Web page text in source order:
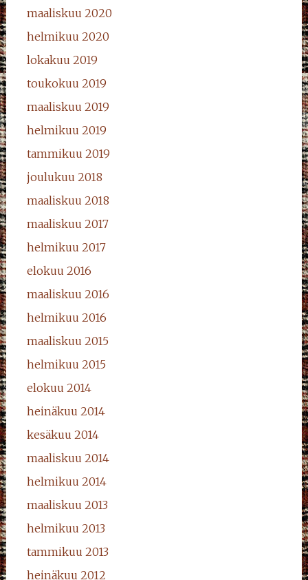
maaliskuu 2020
helmikuu 2020
lokakuu 2019
toukokuu 2019
maaliskuu 2019
helmikuu 2019
tammikuu 2019
joulukuu 2018
maaliskuu 2018
maaliskuu 2017
helmikuu 2017
elokuu 2016
maaliskuu 2016
helmikuu 2016
maaliskuu 2015
helmikuu 2015
elokuu 2014
heinäkuu 2014
kesäkuu 2014
maaliskuu 2014
helmikuu 2014
maaliskuu 2013
helmikuu 2013
tammikuu 2013
heinäkuu 2012